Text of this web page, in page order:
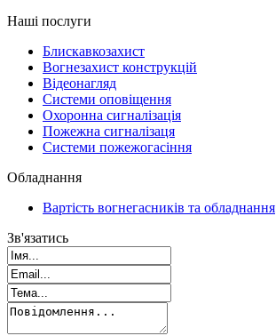
Наші послуги
Блискавкозахист
Вогнезахист конструкцій
Відеонагляд
Системи оповіщення
Охоронна сигналізація
Пожежна сигналізаця
Системи пожежогасіння
Обладнання
Вартість вогнегасників та обладнання
Зв'язатись